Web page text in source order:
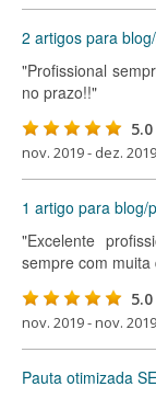
2 artigos para
"Profissional
no prazo!!"
5.0
nov. 2019 - dez. 2019
1 artigo para blog/
"Excelente
sempre com muita
5.0
nov. 2019 - nov. 2019
Pauta otimizada